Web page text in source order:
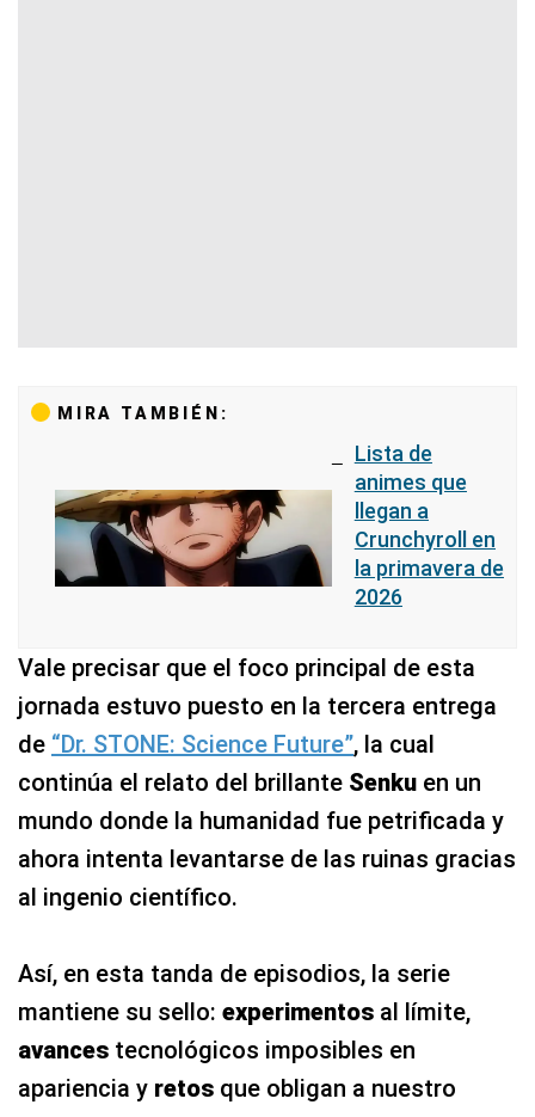
MIRA TAMBIÉN:
Lista de
animes que
llegan a
Crunchyroll en
la primavera de
2026
Vale precisar que el foco principal de esta
jornada estuvo puesto en la tercera entrega
de “Dr. STONE: Science Future”, la cual
continúa el relato del brillante Senku en un
mundo donde la humanidad fue petrificada y
ahora intenta levantarse de las ruinas gracias
al ingenio científico.
Así, en esta tanda de episodios, la serie
mantiene su sello: experimentos al límite,
avances tecnológicos imposibles en
apariencia y retos que obligan a nuestro